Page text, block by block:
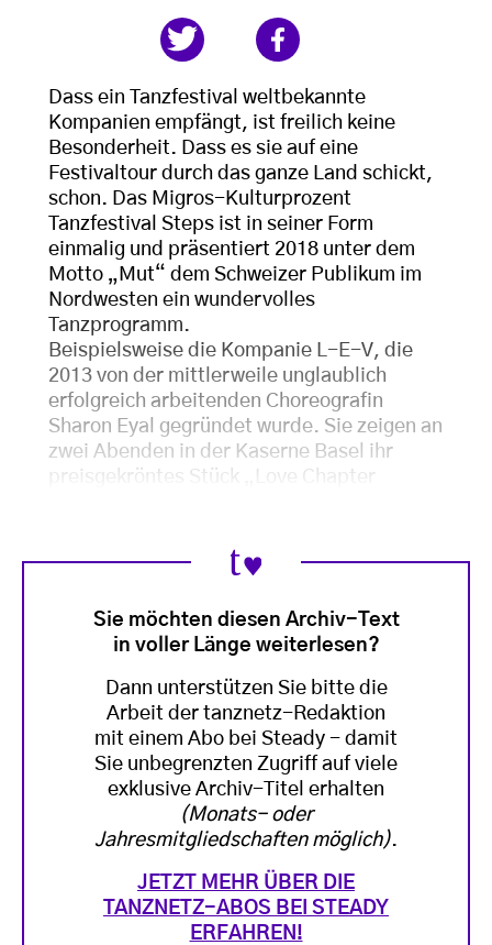
Dass ein Tanzfestival weltbekannte
Kompanien empfängt, ist freilich keine
Besonderheit. Dass es sie auf eine
Festivaltour durch das ganze Land schickt,
schon. Das Migros-Kulturprozent
Tanzfestival Steps ist in seiner Form
einmalig und präsentiert 2018 unter dem
Motto „Mut“ dem Schweizer Publikum im
Nordwesten ein wundervolles
Tanzprogramm.
Beispielsweise die Kompanie L-E-V, die
2013 von der mittlerweile unglaublich
erfolgreich arbeitenden Choreografin
Sharon Eyal gegründet wurde. Sie zeigen an
zwei Abenden in der Kaserne Basel ihr
preisgekröntes Stück „Love Chapter
Sie möchten diesen Archiv-Text
in voller Länge weiterlesen?
Dann unterstützen Sie bitte die
Arbeit der tanznetz-Redaktion
mit einem Abo bei Steady - damit
Sie unbegrenzten Zugriff auf viele
exklusive Archiv-Titel erhalten
(Monats- oder
Jahresmitgliedschaften möglich).
JETZT MEHR ÜBER DIE
TANZNETZ-ABOS BEI STEADY
ERFAHREN!